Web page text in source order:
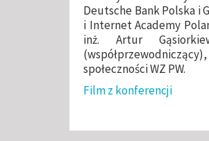
Deutsche Bank Polska i
i Internet Academy
inż. Artur
społeczności WZ PW.
Film z konferencji